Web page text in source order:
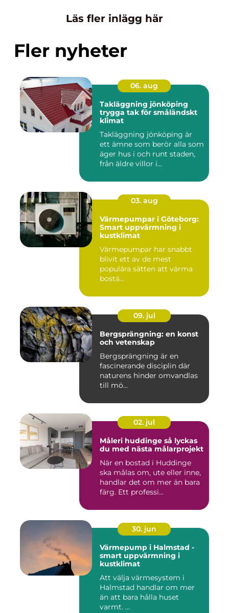
Läs fler inlägg här
Fler nyheter
06. aug
Takläggning jönköping
trygga tak för småländskt
klimat
Takläggning jönköping är
ett ämne som berör alla som
äger hus i och runt staden,
från äldre villor i...
03. aug
Värmepumpar i Göteborg:
Smart uppvärmning i
kustklimat
Värmepumpar har snabbt
blivit ett av de mest
populära sätten att värma
bostä...
09. jul
Bergsprängning: en konst
och vetenskap
Bergsprängning är en
fascinerande disciplin där
naturens hinder omvandlas
till mö...
02. jul
Måleri huddinge så lyckas
du med nästa målarprojekt
När en bostad i Huddinge
ska målas om, ute eller inne,
handlar det om mer än bara
färg. Ett professi...
30. jun
Värmepump i Halmstad -
smart uppvärmning i
kustklimat
Att välja värmesystem i
Halmstad handlar om mer
än att bara hålla huset
varmt. ...